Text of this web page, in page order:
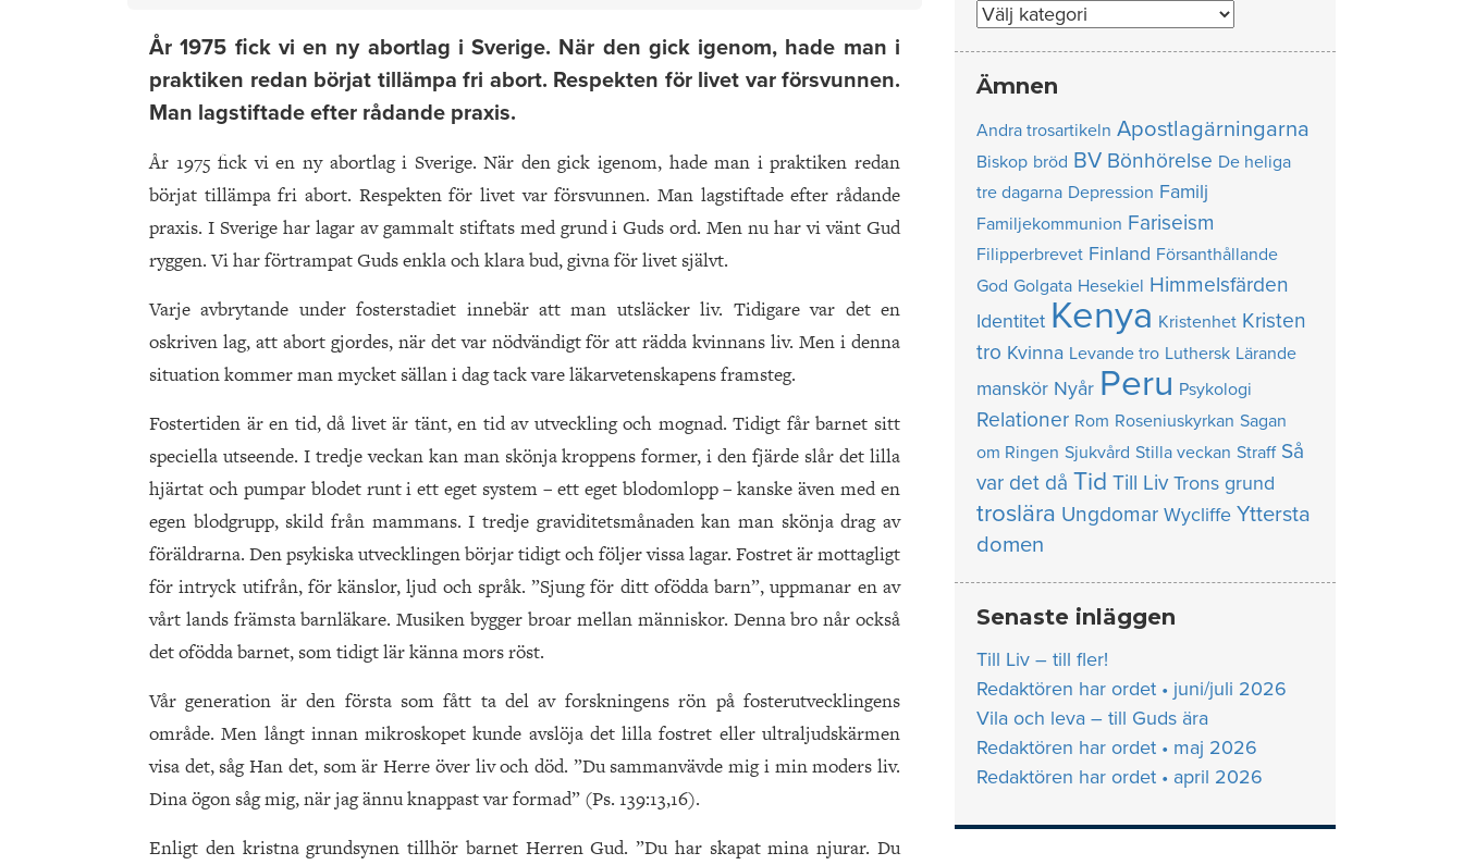
År 1975 fick vi en ny abortlag i Sverige. När den gick igenom, hade man i
praktiken redan börjat tillämpa fri abort. Respekten för livet var försvunnen.
Man lagstiftade efter rådande praxis.
År 1975 fick vi en ny abortlag i Sverige. När den gick igenom, hade man i praktiken redan
börjat tillämpa fri abort. Respekten för livet var försvunnen. Man lagstiftade efter rådande
praxis. I Sverige har lagar av gammalt stiftats med grund i Guds ord. Men nu har vi vänt Gud
ryggen. Vi har förtrampat Guds enkla och klara bud, givna för livet självt.
Varje avbrytande under fosterstadiet innebär att man utsläcker liv. Tidigare var det en
oskriven lag, att abort gjordes, när det var nödvändigt för att rädda kvinnans liv. Men i denna
situation kommer man mycket sällan i dag tack vare läkarvetenskapens framsteg.
Fostertiden är en tid, då livet är tänt, en tid av utveckling och mognad. Tidigt får barnet sitt
speciella utseende. I tredje veckan kan man skönja kroppens former, i den fjärde slår det lilla
hjärtat och pumpar blodet runt i ett eget system – ett eget blodomlopp – kanske även med en
egen blodgrupp, skild från mammans. I tredje graviditetsmånaden kan man skönja drag av
föräldrarna. Den psykiska utvecklingen börjar tidigt och följer vissa lagar. Fostret är mottagligt
för intryck utifrån, för känslor, ljud och språk. ”Sjung för ditt ofödda barn”, uppmanar en av
vårt lands främsta barnläkare. Musiken bygger broar mellan människor. Denna bro når också
det ofödda barnet, som tidigt lär känna mors röst.
Vår generation är den första som fått ta del av forskningens rön på fosterutvecklingens
område. Men långt innan mikroskopet kunde avslöja det lilla fostret eller ultraljudskärmen
visa det, såg Han det, som är Herre över liv och död. ”Du sammanvävde mig i min moders liv.
Dina ögon såg mig, när jag ännu knappast var formad” (Ps. 139:13,16).
Enligt den kristna grundsynen tillhör barnet Herren Gud. ”Du har skapat mina njurar. Du
Nummer
Ämnen
Andra trosartikeln Apostlagärningarna
Biskop bröd BV Bönhörelse De heliga
tre dagarna Depression Familj
Familjekommunion Fariseism
Filipperbrevet Finland Försanthållande
God Golgata Hesekiel Himmelsfärden
Identitet Kenya Kristenhet Kristen
tro Kvinna Levande tro Luthersk Lärande
manskör Nyår Peru Psykologi
Relationer Rom Roseniuskyrkan Sagan
om Ringen Sjukvård Stilla veckan Straff Så
var det då Tid Till Liv Trons grund
troslära Ungdomar Wycliffe Yttersta
domen
Senaste inläggen
Till Liv – till fler!
Redaktören har ordet • juni/juli 2026
Vila och leva – till Guds ära
Redaktören har ordet • maj 2026
Redaktören har ordet • april 2026